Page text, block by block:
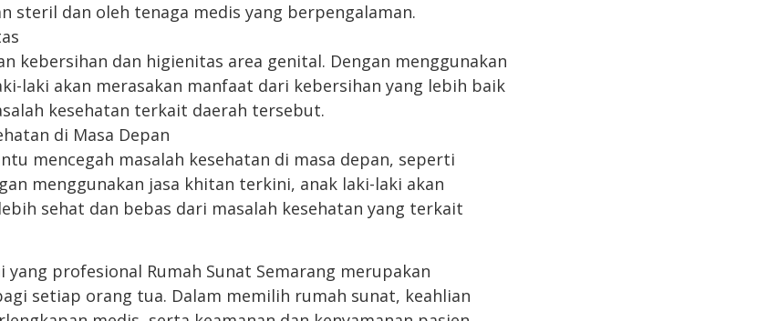
steril dan oleh tenaga medis yang berpengalaman.
kebersihan dan higienitas area genital. Dengan menggunakan
laki akan merasakan manfaat dari kebersihan yang lebih baik
kesehatan terkait daerah tersebut.
di Masa Depan
mencegah masalah kesehatan di masa depan, seperti
menggunakan jasa khitan terkini, anak laki-laki akan
sehat dan bebas dari masalah kesehatan yang terkait
profesional Rumah Sunat Semarang merupakan
setiap orang tua. Dalam memilih rumah sunat, keahlian